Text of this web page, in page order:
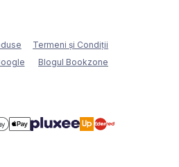
Termeni şi Condiţii
Blogul Bookzone